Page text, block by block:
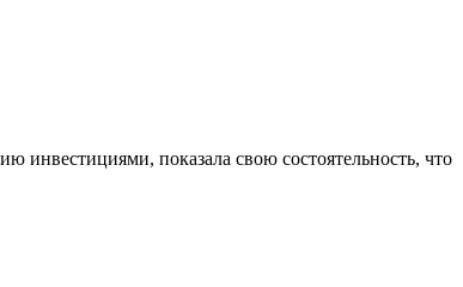
инвестициями, показала свою состоятельность, что